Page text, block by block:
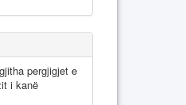
pergjigjet e
i kanë